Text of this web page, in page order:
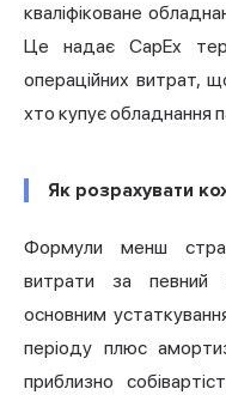
кваліфіковане
Це надає CapEx
операційних витрат,
хто купує обладнання
Як розрахувати
Формули менш
витрати за певний
основним
періоду плюс
приблизно